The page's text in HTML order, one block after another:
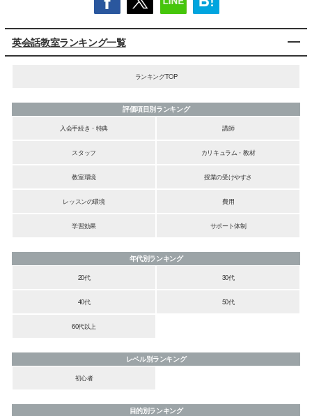
英会話教室ランキング一覧
ランキングTOP
評価項目別ランキング
入会手続き・特典
講師
スタッフ カリキュラム・教材
教室環境 授業の受けやすさ
レッスンの環境 費用
学習効果 サポート体制
年代別ランキング
20代
30代
40代 50代
60代以上
レベル別ランキング
初心者
目的別ランキング